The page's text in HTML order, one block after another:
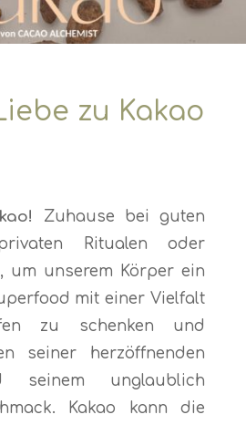
zu Kakao
Zuhause bei guten
Ritualen oder
um unserem Körper ein
mit einer Vielfalt
zu schenken und
seiner herzöffnenden
seinem unglaublich
Kakao kann die